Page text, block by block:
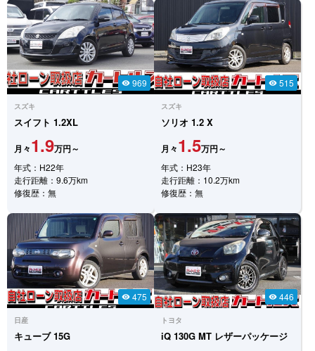
visibility 969
スズキ
スイフト 1.2XL
月々1.9万円～
年式：H22年
走行距離：9.6万km
修復歴：無
visibility 515
スズキ
ソリオ 1.2 X
月々1.5万円～
年式：H23年
走行距離：10.2万km
修復歴：無
visibility 475
日産
キューブ15G
visibility 446
トヨタ
iQ 130G MT レザーパッケージ